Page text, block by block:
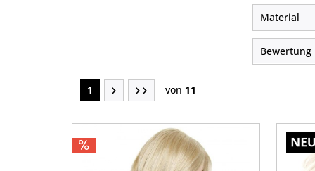
von
Material
Bewertung
1 von 11